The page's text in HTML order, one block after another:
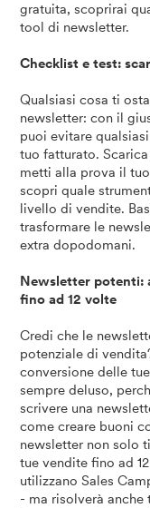
gratuita, scoprirai
tool di newsletter.
Checklist e test:
Qualsiasi cosa ti
newsletter: con il
puoi evitare
tuo fatturato.
metti alla prova il
scopri quale
livello di vendite.
trasformare le
extra dopodomani.
Newsletter potenti:
fino ad 12 volte
Credi che le
potenziale di
conversione delle
sempre deluso,
scrivere una
come creare buoni
newsletter non solo
tue vendite fino ad
utilizzano Sales
- ma risolverà